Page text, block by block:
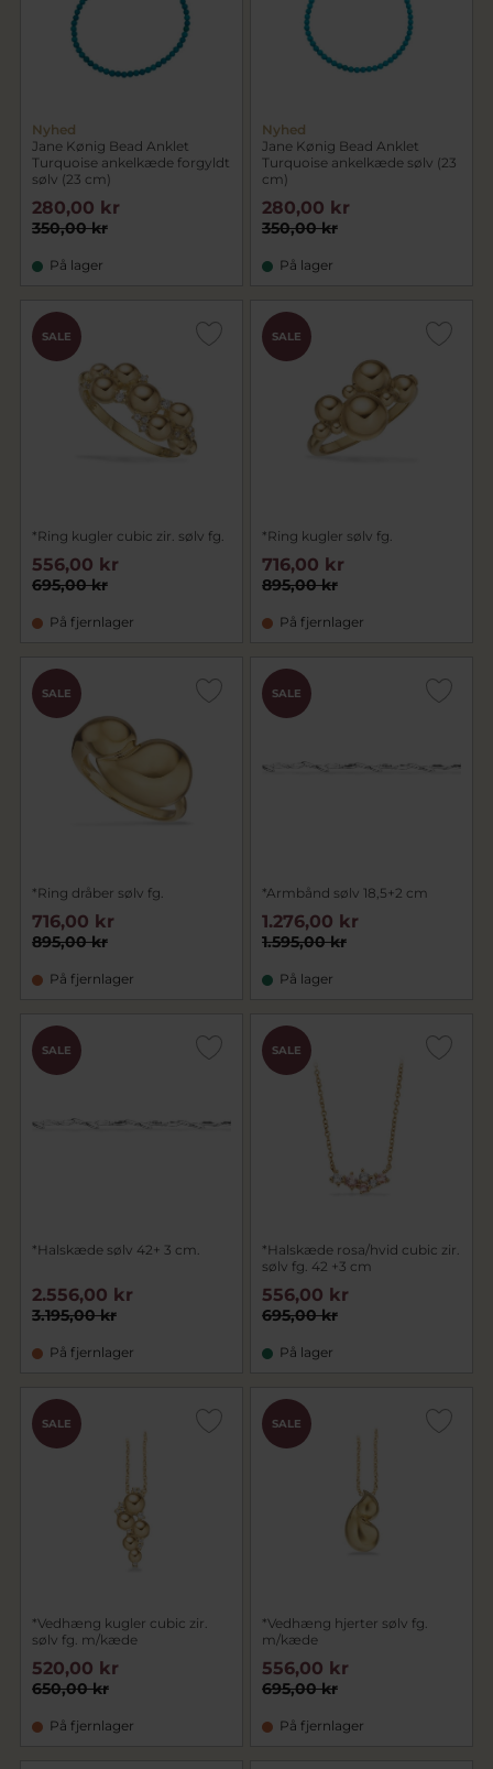
Nyhed
Jane Kønig Bead Anklet
Turquoise ankelkæde forgyldt
sølv (23 cm)
350,00 kr
280,00 kr
På lager
Nyhed
Jane Kønig Bead Anklet
Turquoise ankelkæde sølv (23
cm)
350,00 kr
280,00 kr
På lager
SALE
*Ring kugler cubic zir. sølv fg.
695,00 kr
556,00 kr
På fjernlager
SALE
*Ring kugler sølv fg.
895,00 kr
716,00 kr
På fjernlager
SALE
*Ring dråber sølv fg.
895,00 kr
716,00 kr
På fjernlager
SALE
*Armbånd sølv 18,5+2 cm
1.595,00 kr
1.276,00 kr
På lager
SALE
*Halskæde sølv 42+ 3 cm.
3.195,00 kr
2.556,00 kr
På fjernlager
SALE
*Halskæde rosa/hvid cubic zir.
sølv fg. 42 +3 cm
695,00 kr
556,00 kr
På lager
SALE
*Vedhæng kugler cubic zir.
sølv fg. m/kæde
650,00 kr
520,00 kr
På fjernlager
SALE
*Vedhæng hjerter sølv fg.
m/kæde
695,00 kr
556,00 kr
På fjernlager